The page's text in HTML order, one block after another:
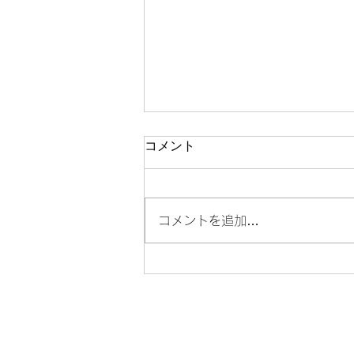
コメント
コメントを追加…